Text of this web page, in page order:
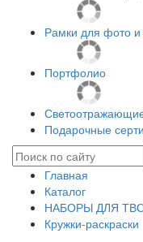
Рамки для фото
Портфолио
Подарочные
Главная
Каталог
НАБОРЫ ДЛЯ
Кружки-раскраски